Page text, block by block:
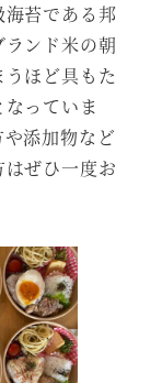
苔である邦
ンド米の朝
ほど具もた
っていま
添加物など
ぜひ一度お